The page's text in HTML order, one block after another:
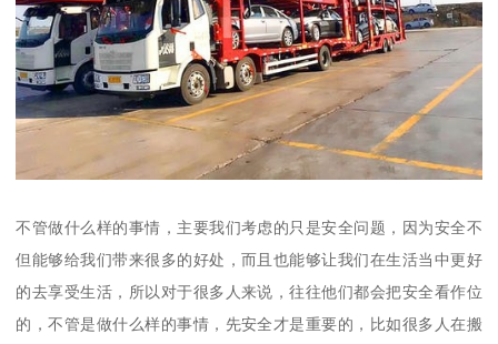
不管做什么样的事情，主要我们考虑的只是安全问题，因为安全不
但能够给我们带来很多的好处，而且也能够让我们在生活当中更好
的去享受生活，所以对于很多人来说，往往他们都会把安全看作位
的，不管是做什么样的事情，先安全才是重要的，比如很多人在搬